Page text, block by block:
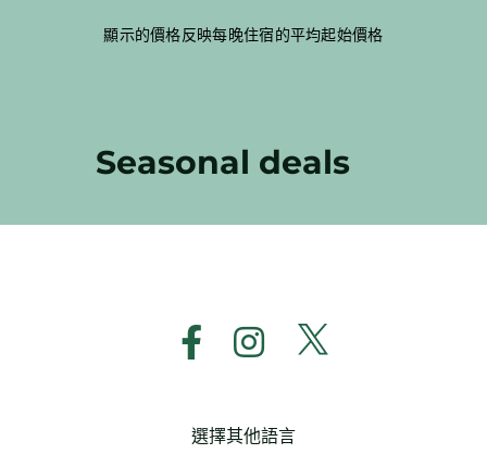
顯示的價格反映每晚住宿的平均起始價格
Seasonal deals
選擇其他語言